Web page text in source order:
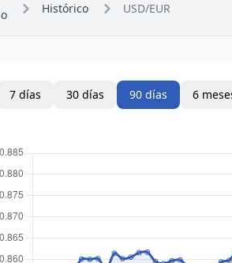
Histórico USD/EUR
7 días 30 días 90 días 6